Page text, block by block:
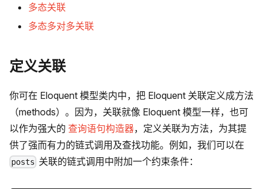
多态关联
多态多对多关联
定义关联
你可在 Eloquent 模型类内中，把 Eloquent 关联定义成方法
（methods）。因为，关联就像 Eloquent 模型一样，也可
以作为强大的 查询语句构造器，定义关联为方法，为其提
供了强而有力的链式调用及查找功能。例如，我们可以在
posts 关联的链式调用中附加一个约束条件：